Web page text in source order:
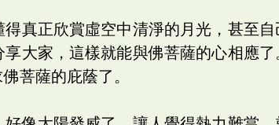
真正欣賞虛空中清淨的月光，甚至
大家，這樣就能與佛菩薩的心相應
菩薩的庇蔭了。